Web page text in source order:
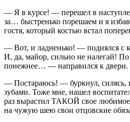
— Я в курсе! — перешел в
за… быстренько порешаем и я
гостя, который костью встал
— Вот, и ладненько! — поднялся с
И, да, майор, сильно не налегай!
понежнее… — направился к двери.
— Постараюсь! — буркнул, силясь,
зубами. Тоже мне, нашел
раз вырастил ТАКОЙ свое
на чужую шею свои отцовские